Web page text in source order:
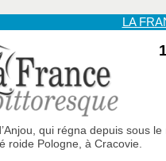
LA
qui régna depuis sous
roide Pologne, à Cracovie.